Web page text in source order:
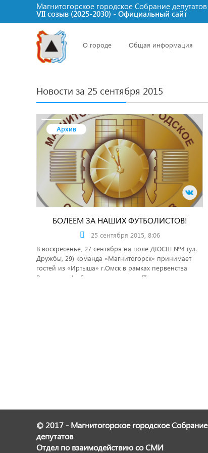
Магнитогорское городское Cобрание депутатов
VII созыв (2025-2030) - Официальный сайт
О городе Общая информация
Новости за 25 сентября 2015
Архив
БОЛЕЕМ ЗА НАШИХ ФУТБОЛИСТОВ!
25 сентября 2015, 8:06
В воскресенье, 27 сентября на поле ДЮСШ №4 (ул.
Дружбы, 29) команда «Магнитогорск» принимает
гостей из «Иртыша» г.Омск в рамках первенства
России по футболу среди команд III дивизиона зоны
© 2017 - Магнитогорское городское Собрание
депутатов
Отдел по взаимодействию со СМИ